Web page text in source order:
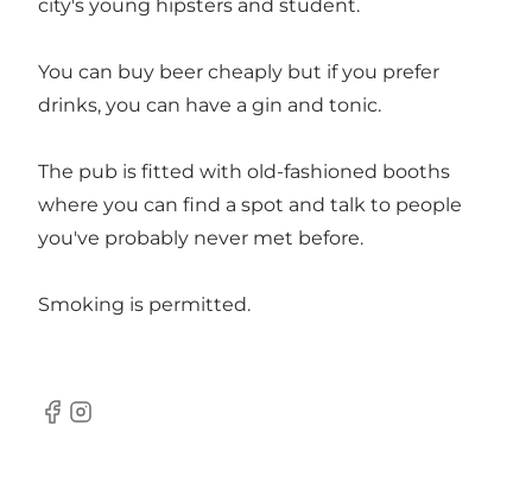
city's young hipsters and student.
You can buy beer cheaply but if you prefer
drinks, you can have a gin and tonic.
The pub is fitted with old-fashioned booths
where you can find a spot and talk to people
you've probably never met before.
Smoking is permitted.
Facebook
Instagram